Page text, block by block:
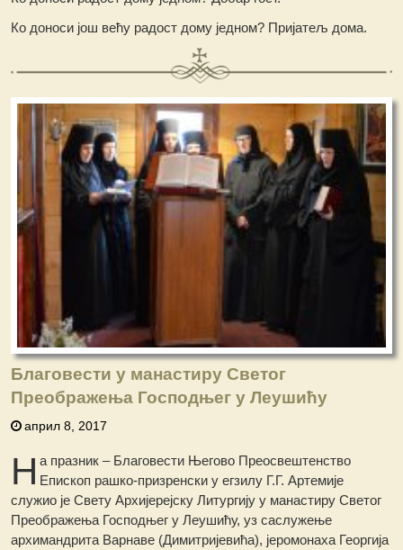
Ко доноси још већу радост дому једном? Пријатељ дома.
Благовести у манастиру Светог
Преображења Господњег у Леушићу
април 8, 2017
Н а празник – Благовести Његово Преосвештенство
Епископ рашко-призренски у егзилу Г.Г. Артемије
служио је Свету Архијерејску Литургију у манастиру Светог
Преображења Господњег у Леушићу, уз саслужење
архимандрита Варнаве (Димитријевића), јеромонаха Георгија